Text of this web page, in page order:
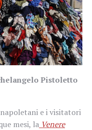
Pistoletto
e i visitatori
mesi, la Venere